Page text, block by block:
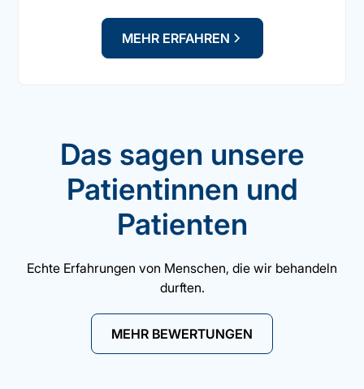
MEHR ERFAHREN
Das sagen unsere
Patientinnen und
Patienten
Echte Erfahrungen von Menschen, die wir behandeln
durften.
MEHR BEWERTUNGEN